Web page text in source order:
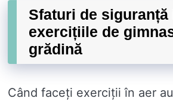
Sfaturi de siguranță
exercițiile de
grădină
Când faceți exerciții în aer